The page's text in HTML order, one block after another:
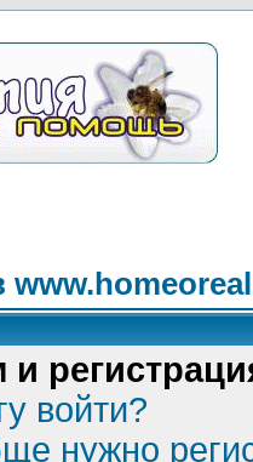
войти?
нужно